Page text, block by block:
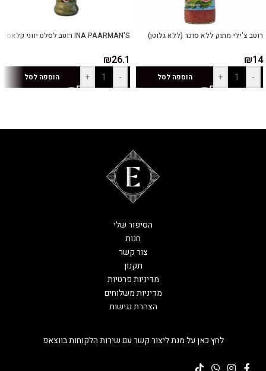
רוטב צ'ילי מתוק ללא סוכר (ללא גלוטן)
₪14
-
+ הוספה לסל
INA PAARMAN'S רוטב לסלט יווני קלאסי
₪26.1
-
+ הוספה לסל
לחץ כאן על מנת ליצור קשר עם שירות הלקוחות בווצאפ
הסיפור שלי
חנות
צור קשר
תקנון
מדיניות פרטיות
מדיניות משלוחים
הצהרת נגישות